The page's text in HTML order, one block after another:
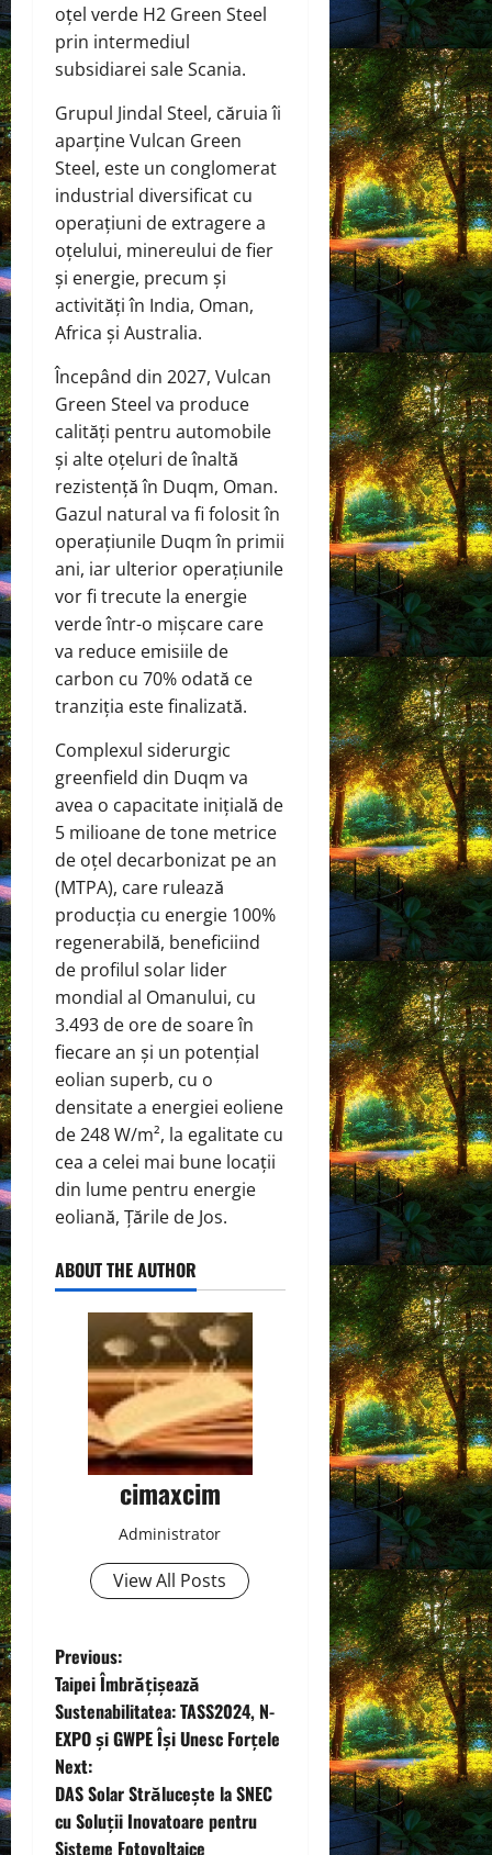
oțel verde H2 Green Steel
prin intermediul
subsidiarei sale Scania.
Grupul Jindal Steel, căruia îi
aparține Vulcan Green
Steel, este un conglomerat
industrial diversificat cu
operațiuni de extragere a
oțelului, minereului de fier
și energie, precum și
activități în India, Oman,
Africa și Australia.
Începând din 2027, Vulcan
Green Steel va produce
calități pentru automobile
și alte oțeluri de înaltă
rezistență în Duqm, Oman.
Gazul natural va fi folosit în
operațiunile Duqm în primii
ani, iar ulterior operațiunile
vor fi trecute la energie
verde într-o mișcare care
va reduce emisiile de
carbon cu 70% odată ce
tranziția este finalizată.
Complexul siderurgic
greenfield din Duqm va
avea o capacitate inițială de
5 milioane de tone metrice
de oțel decarbonizat pe an
(MTPA), care rulează
producția cu energie 100%
regenerabilă, beneficiind
de profilul solar lider
mondial al Omanului, cu
3.493 de ore de soare în
fiecare an și un potențial
eolian superb, cu o
densitate a energiei eoliene
de 248 W/m², la egalitate cu
cea a celei mai bune locații
din lume pentru energie
eoliană, Țările de Jos.
ABOUT THE AUTHOR
cimaxcim
Administrator
View All Posts
P
o
s
t
Previous:
Taipei Îmbrățișează
Sustenabilitatea: TASS2024, N-
EXPO și GWPE Își Unesc Forțele
Next:
DAS Solar Strălucește la SNEC
cu Soluții Inovatoare pentru
Sisteme Fotovoltaice